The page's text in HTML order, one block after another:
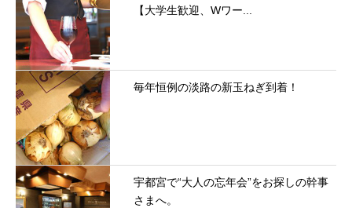
【大学生歓迎、Wワー...
毎年恒例の淡路の新玉ねぎ到着！
宇都宮で“大人の忘年会”をお探しの幹事
さまへ。